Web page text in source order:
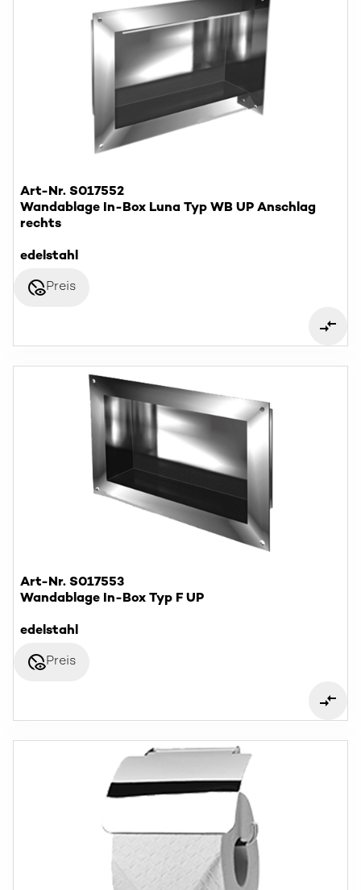
Art-Nr. S017552
Wandablage In-Box Luna Typ WB UP Anschlag
rechts
edelstahl
disabled_visiblePreis
Art-Nr. S017553
Wandablage In-Box Typ F UP
edelstahl
disabled_visiblePreis